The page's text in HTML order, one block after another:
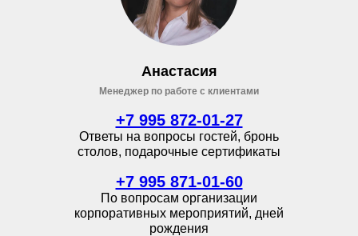
Анастасия
Менеджер по работе с клиентами
+7 995 872-01-27
Ответы на вопросы гостей, бронь
столов, подарочные сертификаты
+7 995 871-01-60
По вопросам организации
корпоративных мероприятий, дней
рождения